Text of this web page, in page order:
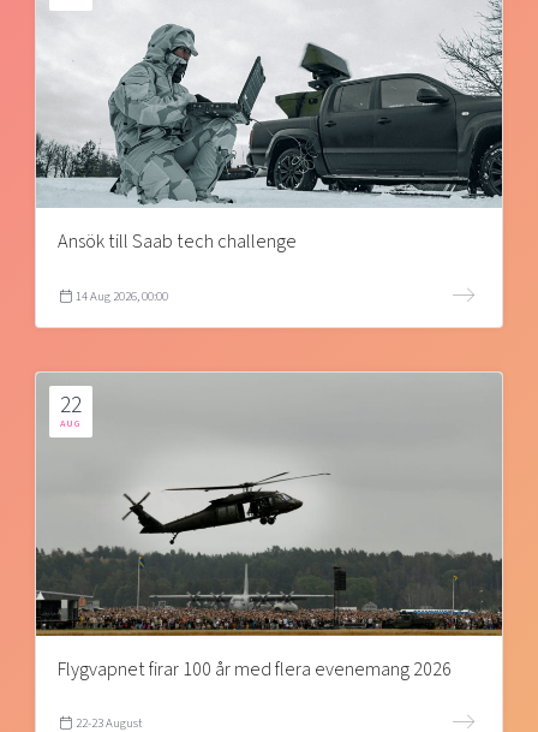
Ansök till Saab tech challenge
14 Aug 2026, 00:00
22
AUG
Flygvapnet firar 100 år med flera evenemang 2026
22-23 August